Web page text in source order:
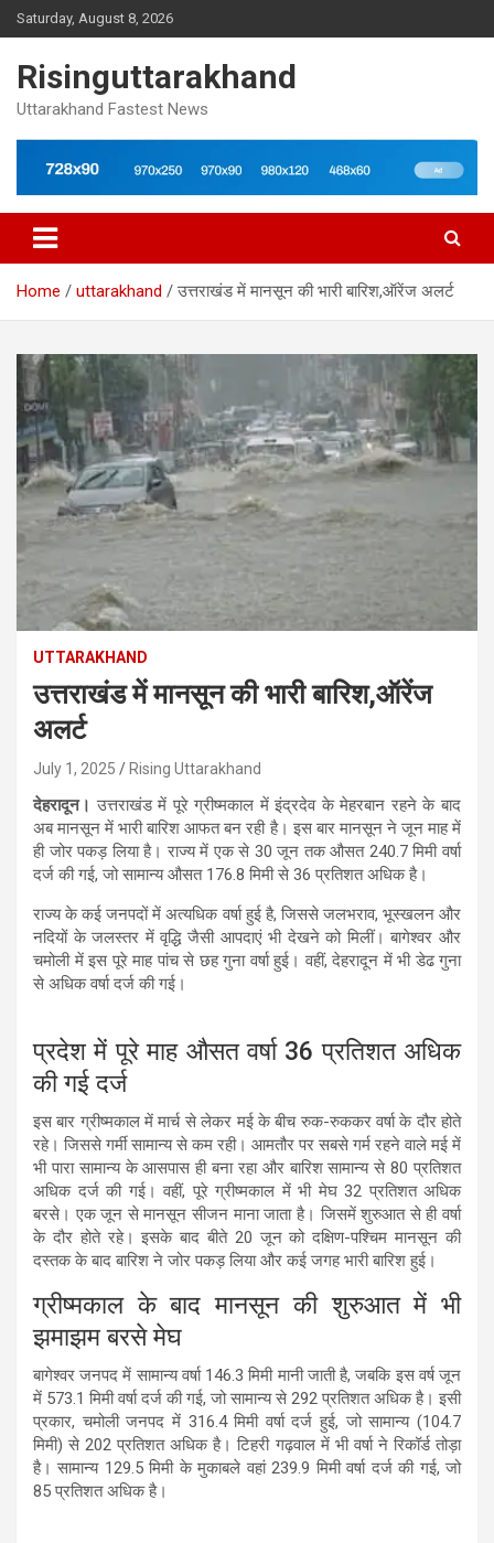
Skip
to
Saturday, August 8, 2026
Risinguttarakhand
Uttarakhand Fastest News
Home uttarakhand उत्तराखंड में मानसून की भारी बारिश,ऑरेंज अलर्ट
UTTARAKHAND
उत्तराखंड में मानसून की भारी बारिश,ऑरेंज
अलर्ट
July 1, 2025 Rising Uttarakhand
देहरादून।उत्तराखंड में पूरे ग्रीष्मकाल में इंद्रदेव के मेहरबान रहने के बाद
अब मानसून में भारी बारिश आफत बन रही है। इस बार मानसून ने जून माह में
ही जोर पकड़ लिया है। राज्य में एक से 30 जून तक औसत 240.7 मिमी वर्षा
दर्ज की गई, जो सामान्य औसत 176.8 मिमी से 36 प्रतिशत अधिक है।
राज्य के कई जनपदों में अत्यधिक वर्षा हुई है, जिससे जलभराव, भूस्खलन और
नदियों के जलस्तर में वृद्धि जैसी आपदाएं भी देखने को मिलीं। बागेश्वर और
चमोली में इस पूरे माह पांच से छह गुना वर्षा हुई। वहीं, देहरादून में भी डेढ गुना
से अधिक वर्षा दर्ज की गई।
प्रदेश में पूरे माह औसत वर्षा 36 प्रतिशत अधिक
की गई दर्ज
इस बार ग्रीष्मकाल में मार्च से लेकर मई के बीच रुक-रुककर वर्षा के दौर होते
रहे। जिससे गर्मी सामान्य से कम रही। आमतौर पर सबसे गर्म रहने वाले मई में
भी पारा सामान्य के आसपास ही बना रहा और बारिश सामान्य से 80 प्रतिशत
अधिक दर्ज की गई। वहीं, पूरे ग्रीष्मकाल में भी मेघ 32 प्रतिशत अधिक
बरसे। एक जून से मानसून सीजन माना जाता है। जिसमें शुरुआत से ही वर्षा
के दौर होते रहे। इसके बाद बीते 20 जून को दक्षिण-पश्चिम मानसून की
दस्तक के बाद बारिश ने जोर पकड़ लिया और कई जगह भारी बारिश हुई।
ग्रीष्मकाल के बाद मानसून की शुरुआत में भी
झमाझम बरसे मेघ
बागेश्वर जनपद में सामान्य वर्षा 146.3 मिमी मानी जाती है, जबकि इस वर्ष जून
में 573.1 मिमी वर्षा दर्ज की गई, जो सामान्य से 292 प्रतिशत अधिक है। इसी
प्रकार, चमोली जनपद में 316.4 मिमी वर्षा दर्ज हुई, जो सामान्य (104.7
मिमी) से 202 प्रतिशत अधिक है। टिहरी गढ़वाल में भी वर्षा ने रिकॉर्ड तोड़ा
है। सामान्य 129.5 मिमी के मुकाबले वहां 239.9 मिमी वर्षा दर्ज की गई, जो
85 प्रतिशत अधिक है।